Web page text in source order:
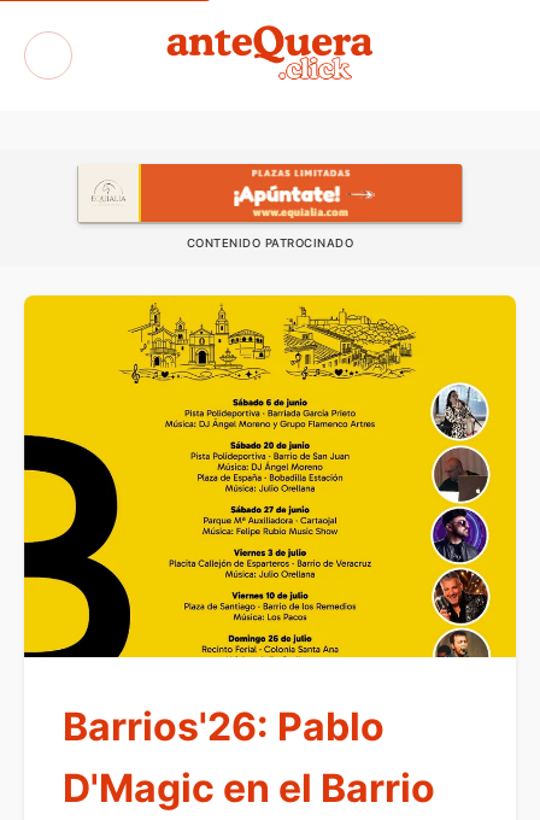
Exposiciones
CONTENIDO PATROCINADO
Barrios'26: Pablo
D'Magic en el Barrio